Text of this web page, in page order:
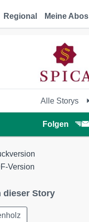
Regional Meine Abos
Alle Storys
Folgen
Version
dieser Story